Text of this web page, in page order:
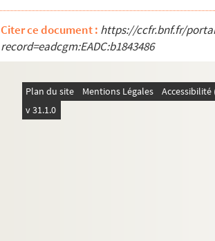
Citer ce document : https://ccfr.bnf.fr/
record=eadcgm:EADC:b1843486
Plan du site Mentions Légales
v 31.1.0